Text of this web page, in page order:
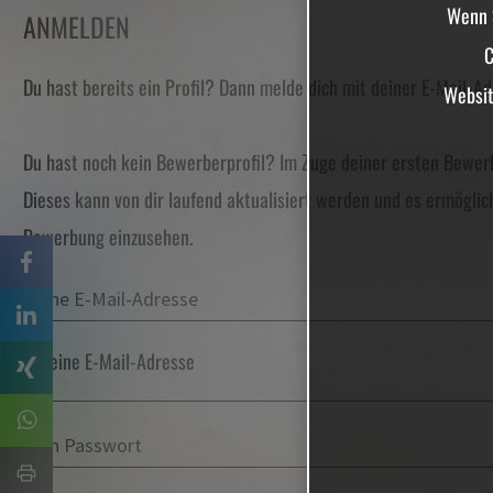
ANMELDEN
Du hast bereits ein Profil? Dann melde dich mit deiner E-Mail-
Du hast noch kein Bewerberprofil? Im Zuge deiner ersten
Dieses kann von dir laufend aktualisiert werden und es
Bewerbung einzusehen.
Deine E-Mail-Adresse
Dein Passwort